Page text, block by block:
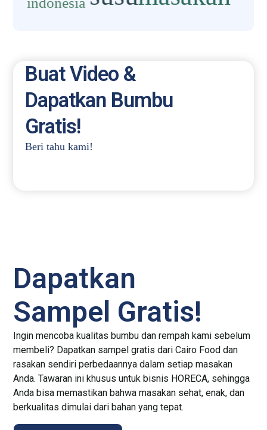
Buat Video &
Dapatkan Bumbu
Gratis!
Beri tahu kami!
Dapatkan
Sampel Gratis!
Ingin mencoba kualitas bumbu dan rempah kami sebelum
membeli? Dapatkan sampel gratis dari Cairo Food dan
rasakan sendiri perbedaannya dalam setiap masakan
Anda. Tawaran ini khusus untuk bisnis HORECA, sehingga
Anda bisa memastikan bahwa masakan sehat, enak, dan
berkualitas dimulai dari bahan yang tepat.